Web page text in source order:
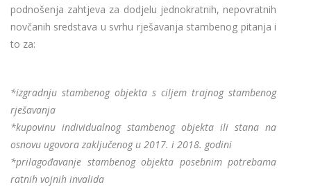
podnošenja zahtjeva za dodjelu jednokratnih, nepovratnih
novčanih sredstava u svrhu rješavanja stambenog pitanja i
to za:
*izgradnju stambenog objekta s ciljem trajnog stambenog
rješavanja
*kupovinu individualnog stambenog objekta ili stana na
osnovu ugovora zaključenog u 2017. i 2018. godini
*prilagođavanje stambenog objekta posebnim potrebama
ratnih vojnih invalida